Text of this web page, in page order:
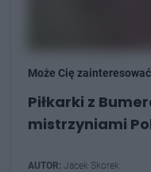
Może Cię
Piłkarki z
mistrzyniami
AUTOR: Jacek Skorek